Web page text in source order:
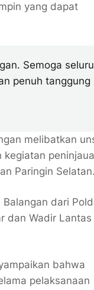
yang dapat
Semoga
penuh tanggung
melibatkan
kegiatan
Paringin Selatan.
dari
dan Wadir Lantas
bahwa
pelaksanaan